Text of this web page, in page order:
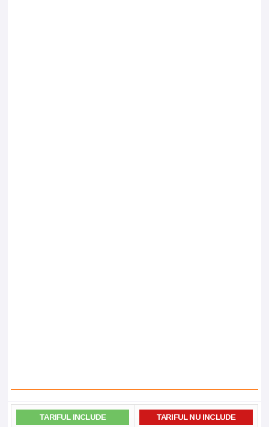
TARIFUL INCLUDE TARIFUL NU INCLUDE